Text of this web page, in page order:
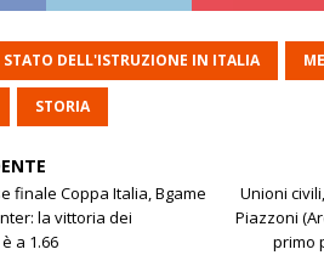
STATO DELL'ISTRUZIONE IN ITALIA
STORIA
finale Coppa Italia, Bgame
la vittoria dei
a 1.66
Unioni
Piazzoni
primo